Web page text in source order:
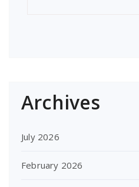
Archives
July 2026
February 2026